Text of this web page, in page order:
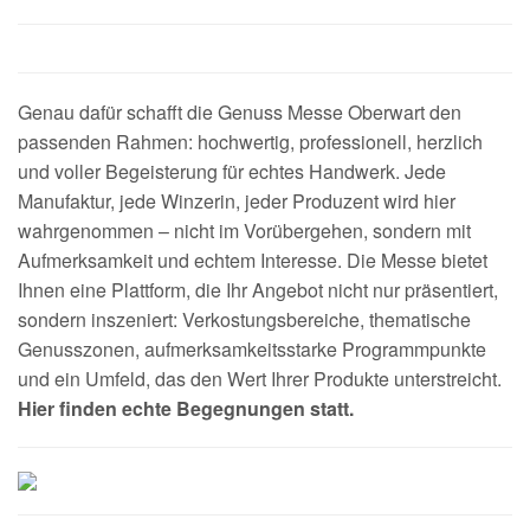
Genau dafür schafft die Genuss Messe Oberwart den
passenden Rahmen: hochwertig, professionell, herzlich
und voller Begeisterung für echtes Handwerk. Jede
Manufaktur, jede Winzerin, jeder Produzent wird hier
wahrgenommen – nicht im Vorübergehen, sondern mit
Aufmerksamkeit und echtem Interesse. Die Messe bietet
Ihnen eine Plattform, die Ihr Angebot nicht nur präsentiert,
sondern inszeniert: Verkostungsbereiche, thematische
Genusszonen, aufmerksamkeitsstarke Programmpunkte
und ein Umfeld, das den Wert Ihrer Produkte unterstreicht.
Hier finden echte Begegnungen statt.